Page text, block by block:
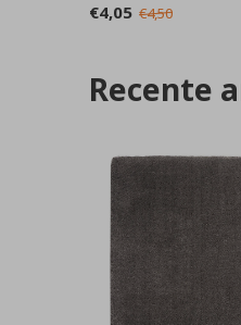
€4,05 €4,50
Recente